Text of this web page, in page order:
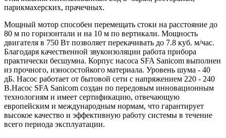
парикмахерских, прачечных.
Мощный мотор способен перемещать стоки на расстояние до
80 м по горизонтали и на 10 м по вертикали. Мощность
двигателя в 750 Вт позволяет перекачивать до 7.8 куб. м/час.
Благодаря качественной звукоизоляции работа прибора
практически бесшумна. Корпус насоса SFA Sanicom выполнен
из прочного, износостойкого материала. Уровень шума - 40
дБ. Насос работает от бытовой сети с напряжением 220 - 240
В.Насос SFA Sanicom создан по передовым инновационным
технологиям и имеет сертификацию, отвечающую
европейским и международным нормам, что гарантирует
высокое качество и эффективную работу системы в течение
всего периода эксплуатации.